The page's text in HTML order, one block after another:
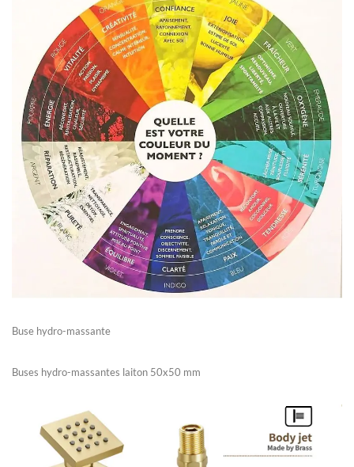
Buse hydro-massante
Buses hydro-massantes laiton 50x50 mm